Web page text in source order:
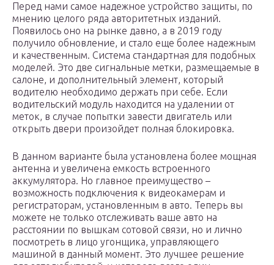
Перед нами самое надежное устройство защиты, по
мнению целого ряда авторитетных изданий.
Появилось оно на рынке давно, а в 2019 году
получило обновление, и стало еще более надежным
и качественным. Система стандартная для подобных
моделей. Это две сигнальные метки, размещаемые в
салоне, и дополнительный элемент, который
водителю необходимо держать при себе. Если
водительский модуль находится на удалении от
меток, в случае попытки завести двигатель или
открыть двери произойдет полная блокировка.
В данном варианте была установлена более мощная
антенна и увеличена емкость встроенного
аккумулятора. Но главное преимущество –
возможность подключения к видеокамерам и
регистраторам, установленным в авто. Теперь вы
можете не только отслеживать ваше авто на
расстоянии по вышкам сотовой связи, но и лично
посмотреть в лицо угонщика, управляющего
машиной в данный момент. Это лучшее решение